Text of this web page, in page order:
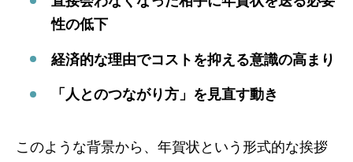
性の低下
経済的な理由でコストを抑える意識の高まり
「人とのつながり方」を見直す動き
このような背景から、年賀状という形式的な挨拶